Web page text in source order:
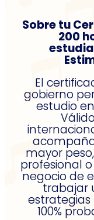
Sobre tu
200
El
gobierno
estudio
mayor
profesional
negocio de
trabajar
estrategias
100%